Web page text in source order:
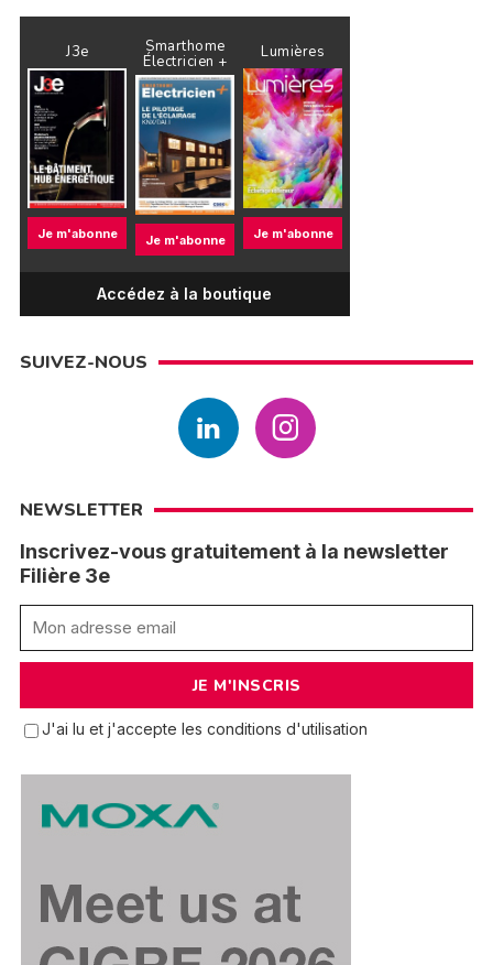
J3e
Je m'abonne
Smarthome
Électricien +
Je m'abonne
Lumières
Je m'abonne
Accédez à la boutique
SUIVEZ-NOUS
NEWSLETTER
Inscrivez-vous gratuitement à la newsletter
Filière 3e
J'ai lu et j'accepte les conditions d'utilisation